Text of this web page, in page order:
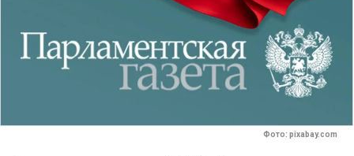
Фото: pixabay.com